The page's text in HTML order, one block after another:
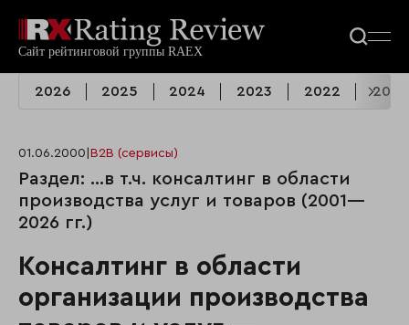
2026 2025 2024 2023 2022 2021
01.06.2000 B2B (сервисы)
Раздел: …в т.ч. консалтинг в области
производства услуг и товаров (2001—
2026 гг.)
Консалтинг в области
организации производства